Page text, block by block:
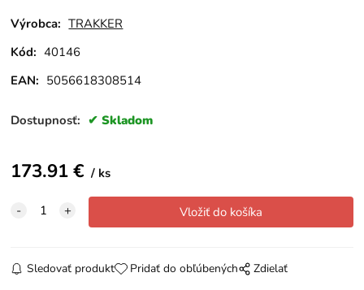
Výrobca: TRAKKER
Kód: 40146
EAN: 5056618308514
Dostupnosť: Skladom
173.91€ ks
Sledovať produkt Pridať do obľúbených Zdielať